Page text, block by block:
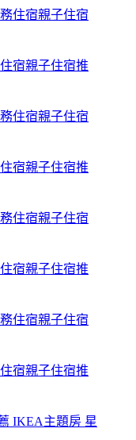
宿親子住宿推
宿親子住宿推
宿親子住宿推
宿親子住宿推